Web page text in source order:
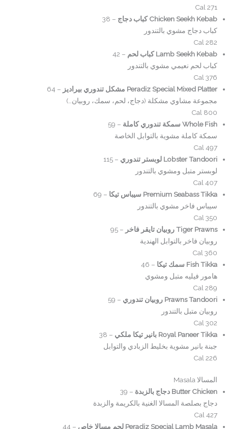
271 Cal
Chicken Seekh Kebab كباب دجاج
– 38
كباب دجاج مشوي بالتندور
282 Cal
Lamb Seekh Kebab كباب لحم
– 42
كباب لحم نعيمي مشوي بالتندور
376 Cal
Peradiz Special Mixed Platter مشكل تندوري بيراديز
– 64
مجموعة مشاوي مشكلة (دجاج، لحم، سمك، روبيان…)
800 Cal
Whole Fish سمكة تندوري كاملة
– 59
سمكة كاملة مشوية بالتوابل الخاصة
497 Cal
Lobster Tandoori لوبستر تندوري
– 115
لوبستر متبل ومشوي بالتندور
407 Cal
Premium Seabass Tikka سيباس تيكا
– 69
سيباس فاخر مشوي بالتندور
350 Cal
Tiger Prawns روبيان تايقر فاخر
– 95
روبيان فاخر بالتوابل الهندية
360 Cal
Fish Tikka سمك تيكا
– 46
هامور فيليه متبل ومشوي
289 Cal
Prawns Tandoori روبيان تندوري
– 59
روبيان متبل بالتندور
302 Cal
Royal Paneer Tikka بانير تيكا ملكي
– 38
جبنة بانير مشوية بخليط الزبادي والتوابل
226 Cal
المسالا Masala
Butter Chicken دجاج بالزبدة
– 39
دجاج بصلصة المسالا الغنية بالكريمة والزبدة
427 Cal
Peradiz Special Lamb Masala لحم مسالا خاص
– 44